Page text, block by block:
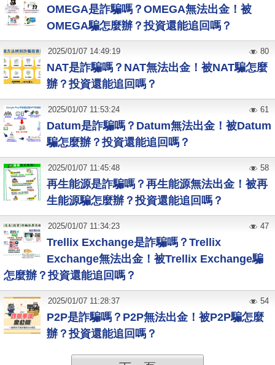
OMEGA是詐騙嗎？OMEGA無法出金！被
OMEGA騙怎麼辦？投資還能追回嗎？
NAT是詐騙嗎？NAT無法出金！被NAT騙怎麼
辦？投資還能追回嗎？
2025/01/07 14:49:19 80
Datum是詐騙嗎？Datum無法出金！被Datum
騙怎麼辦？投資還能追回嗎？
2025/01/07 11:53:24 61
再生能源是詐騙嗎？再生能源無法出金！被再
生能源騙怎麼辦？投資還能追回嗎？
2025/01/07 11:45:48 58
Trellix Exchange是詐騙嗎？Trellix
Exchange無法出金！被Trellix Exchange騙
怎麼辦？投資還能追回嗎？
2025/01/07 11:34:23 47
P2P是詐騙嗎？P2P無法出金！被P2P騙怎麼
辦？投資還能追回嗎？
2025/01/07 11:28:37 54